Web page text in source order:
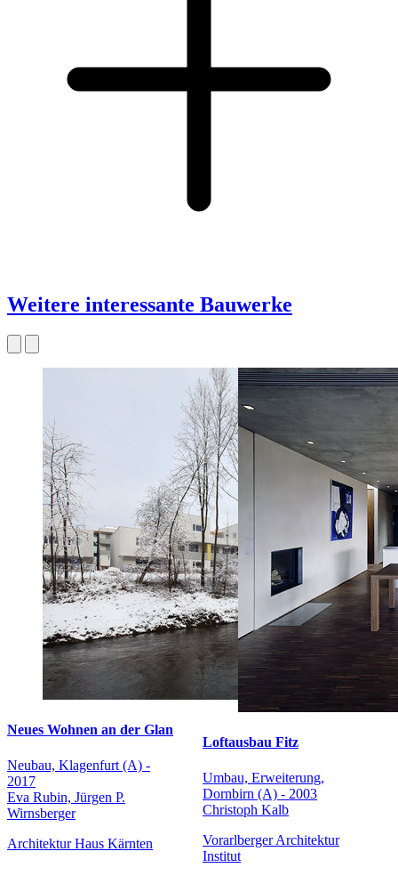
Weitere interessante Bauwerke
Neues Wohnen an der Glan
Neubau, Klagenfurt (A) -
2017
Eva Rubin, Jürgen P.
Wirnsberger
Architektur Haus Kärnten
Loftausbau Fitz
Umbau, Erweiterung,
Dornbirn (A) - 2003
Christoph Kalb
Vorarlberger Architektur
Institut